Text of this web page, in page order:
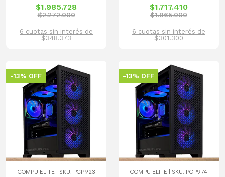
$1.985.728
$2.272.000
6 cuotas sin interés de
$348.373
$1.717.410
$1.965.000
6 cuotas sin interés de
$301.300
-13% OFF
COMPU ELITE | SKU: PCP923
-13% OFF
COMPU ELITE | SKU: PCP974